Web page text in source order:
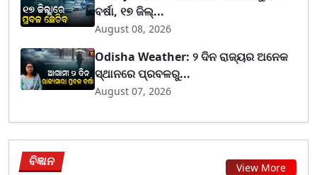
ବର୍ଷା, ୧୭ ଜିଲ୍...
August 08, 2026
Odisha Weather: ୨ ଦିନ ରାଜ୍ୟର ଅନେକ
ସ୍ଥାନରେ ପ୍ରବଳରୁ...
August 07, 2026
ବିଜ୍ଞାନ View More